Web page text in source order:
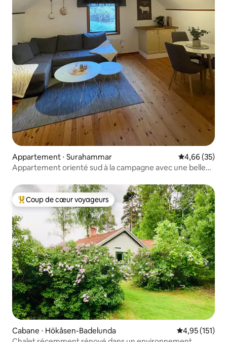
Appartement ⋅ Surahammar Évaluation
4,66 (35)
Appartement orienté sud à la campagne avec une belle
Coups de cœur voyageurs les plus appréciés
Coup de cœur voyageurs
Cabane ⋅ Hökåsen-Badelunda Évaluation
4,95 (151)